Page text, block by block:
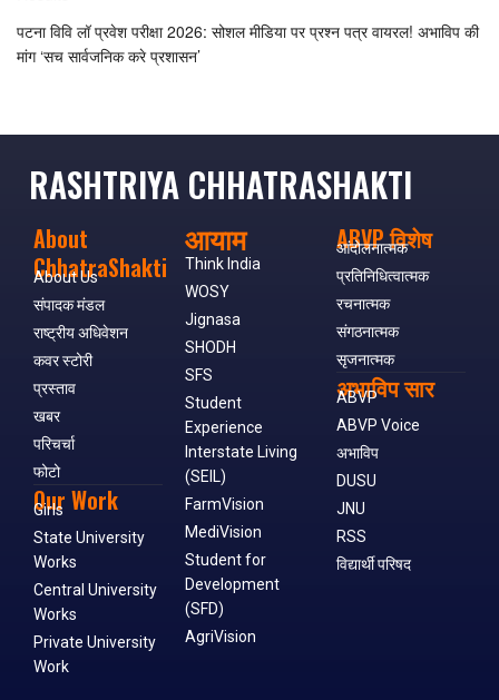
पटना विवि लॉ प्रवेश परीक्षा 2026: सोशल मीडिया पर प्रश्न पत्र वायरल! अभाविप की
मांग ‘सच सार्वजनिक करे प्रशासन’
RASHTRIYA CHHATRASHAKTI
About
ChhatraShakti
About Us
संपादक मंडल
राष्ट्रीय अधिवेशन
कवर स्टोरी
प्रस्ताव
खबर
परिचर्चा
फोटो
Our Work
Girls
State University
Works
Central University
Works
Private University
Work
आयाम
Think India
WOSY
Jignasa
SHODH
SFS
Student
Experience
Interstate Living
(SEIL)
FarmVision
MediVision
Student for
Development
(SFD)
AgriVision
ABVP विशेष
आंदोलनात्मक
प्रतिनिधित्वात्मक
रचनात्मक
संगठनात्मक
सृजनात्मक
अभाविप सार
ABVP
ABVP Voice
अभाविप
DUSU
JNU
RSS
विद्यार्थी परिषद